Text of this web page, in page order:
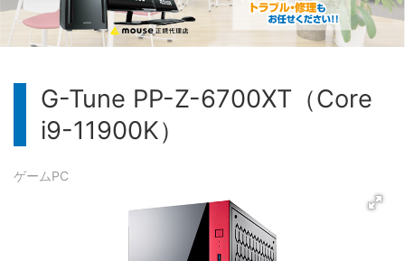
G-Tune PP-Z-6700XT（Core
i9-11900K）
ゲームPC